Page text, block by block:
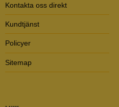
Kontakta oss direkt
Kundtjänst
Policyer
Sitemap